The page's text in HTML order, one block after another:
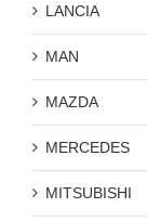
LANCIA
MAN
MAZDA
MERCEDES
MITSUBISHI